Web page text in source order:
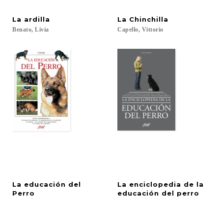
La ardilla
Benato, Livia
La Chinchilla
Capello, Vittorio
La educación del
Perro
La enciclopedia de la
educación del perro